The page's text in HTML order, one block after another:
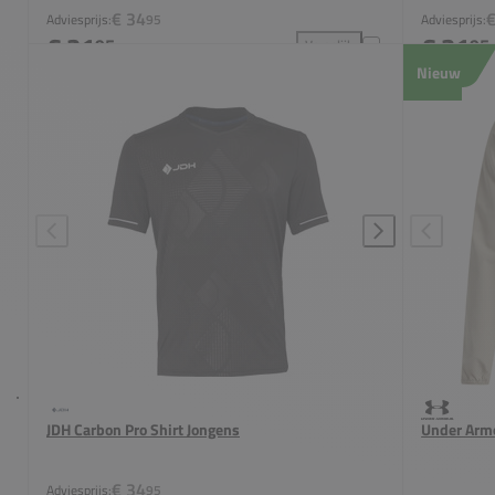
Adviesprijs:€ 3495
€ 3195
Vergelijk
JDH Carbon Pro Short
Adviesprijs:
€ 3195
JDH Carbon Pro Shirt Jongens
Adviesprijs: 95
Nieuw
Under